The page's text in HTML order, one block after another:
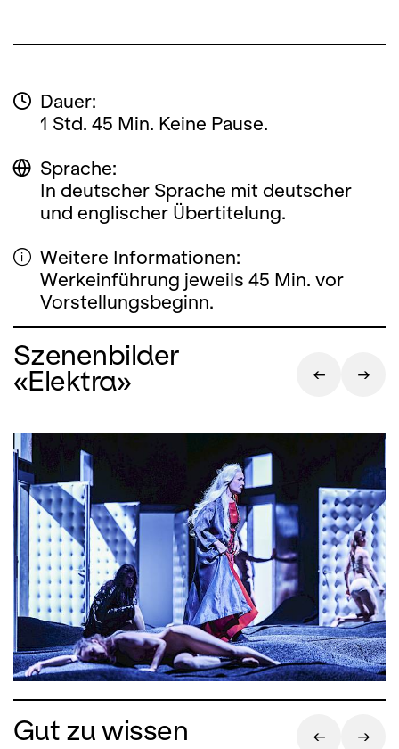
Dauer:
1 Std. 45 Min. Keine Pause.
Sprache:
In deutscher Sprache mit deutscher
und englischer Übertitelung.
Weitere Informationen:
Werkeinführung jeweils 45 Min. vor
Vorstellungsbeginn.
Szenenbilder
«Elektra»
Gut zu wissen